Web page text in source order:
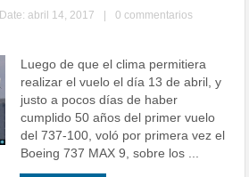
Date: abril 14, 2017
0 commentarios
Luego de que el clima permitiera
realizar el vuelo el día 13 de abril, y
justo a pocos días de haber
cumplido 50 años del primer vuelo
del 737-100, voló por primera vez el
Boeing 737 MAX 9, sobre los ...